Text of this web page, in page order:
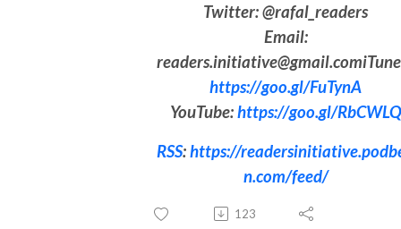
Twitter: @rafal_readers
Email:
https://goo.gl/FuTynA
YouTube:https://goo.gl/RbCWLQ
RSS:https://
n.com/feed/
123